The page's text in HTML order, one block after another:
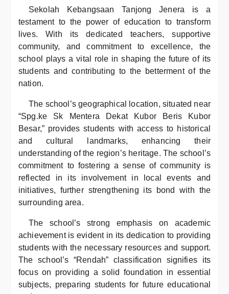
Sekolah Kebangsaan Tanjong Jenera is a
testament to the power of education to transform
lives. With its dedicated teachers, supportive
community, and commitment to excellence, the
school plays a vital role in shaping the future of its
students and contributing to the betterment of the
nation.
The school’s geographical location, situated near
“Spg.ke Sk Mentera Dekat Kubor Beris Kubor
Besar,” provides students with access to historical
and cultural landmarks, enhancing their
understanding of the region’s heritage. The school’s
commitment to fostering a sense of community is
reflected in its involvement in local events and
initiatives, further strengthening its bond with the
surrounding area.
The school’s strong emphasis on academic
achievement is evident in its dedication to providing
students with the necessary resources and support.
The school’s “Rendah” classification signifies its
focus on providing a solid foundation in essential
subjects, preparing students for future educational